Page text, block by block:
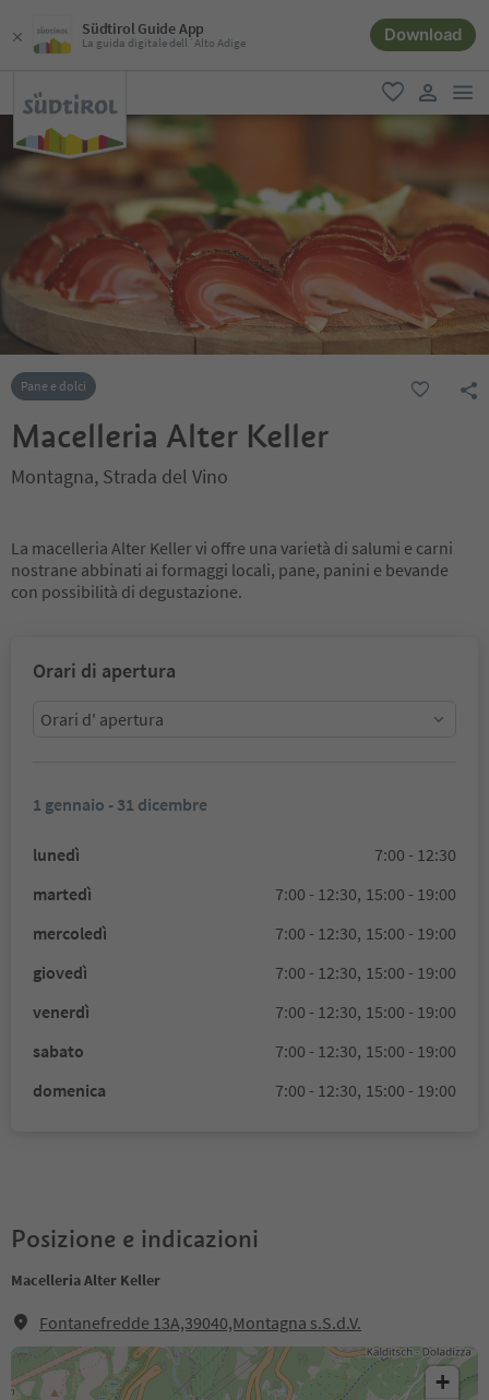
Südtirol Guide App
La guida digitale dell´Alto Adige Download
favoriti
user link
Pane e dolci
Macelleria Alter Keller
Montagna, Strada del Vino
La macelleria Alter Keller vi offre una varietà di salumi e carni
nostrane abbinati ai formaggi locali, pane, panini e bevande
con possibilità di degustazione.
Orari di apertura
Orari d' apertura
1 gennaio - 31 dicembre
lunedì
7:00 - 12:30
martedì
7:00 - 12:30, 15:00 - 19:00
mercoledì
7:00 - 12:30, 15:00 - 19:00
giovedì
7:00 - 12:30, 15:00 - 19:00
venerdì
7:00 - 12:30, 15:00 - 19:00
sabato
7:00 - 12:30, 15:00 - 19:00
domenica
7:00 - 12:30, 15:00 - 19:00
Posizione e indicazioni
Macelleria Alter Keller
Fontanefredde 13A,39040,Montagna s.S.d.V.
+